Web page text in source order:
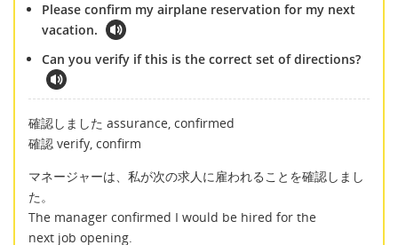
Please confirm my airplane reservation for my next
vacation.
Can you verify if this is the correct set of directions?
確認しました assurance, confirmed
確認 verify, confirm
マネージャーは、私が次の求人に雇われることを確認しまし
た。
The manager confirmed I would be hired for the
next job opening.